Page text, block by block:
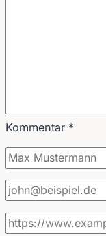
Kommentar *